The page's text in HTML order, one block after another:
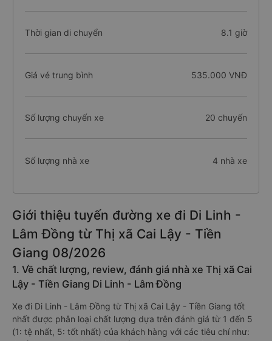
Thời gian di chuyển 8.1 giờ
Giá vé trung bình 535.000 VNĐ
Số lượng chuyến xe 20 chuyến
Số lượng nhà xe 4 nhà xe
Giới thiệu tuyến đường xe đi Di Linh -
Lâm Đồng từ Thị xã Cai Lậy - Tiền
Giang 08/2026
1. Về chất lượng, review, đánh giá nhà xe Thị xã Cai
Lậy - Tiền Giang Di Linh - Lâm Đồng
Xe đi Di Linh - Lâm Đồng từ Thị xã Cai Lậy - Tiền Giang tốt
nhất được phân loại chất lượng dựa trên đánh giá từ 1 đến 5
(1: tệ nhất, 5: tốt nhất) của khách hàng với các tiêu chí như: